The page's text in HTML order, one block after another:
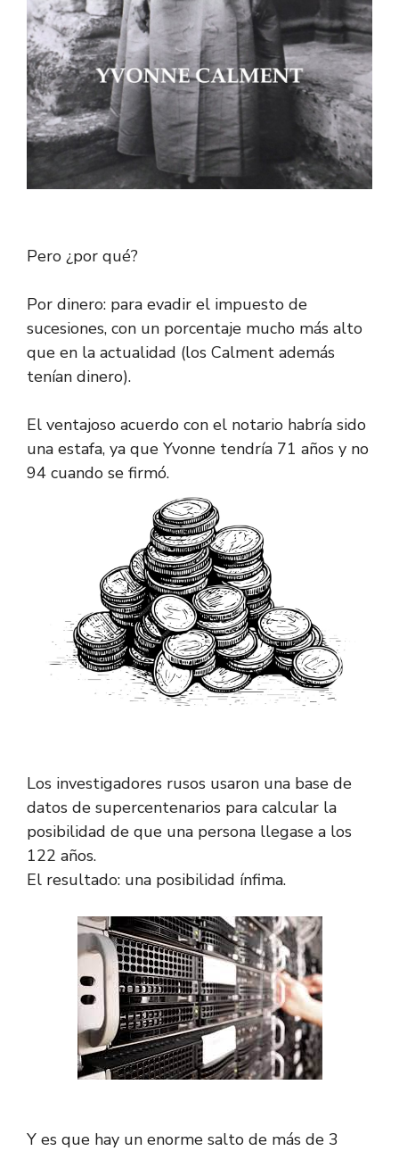
Pero ¿por qué?
Por dinero: para evadir el impuesto de
sucesiones, con un porcentaje mucho más alto
que en la actualidad (los Calment además
tenían dinero).
El ventajoso acuerdo con el notario habría sido
una estafa, ya que Yvonne tendría 71 años y no
94 cuando se firmó.
Los investigadores rusos usaron una base de
datos de supercentenarios para calcular la
posibilidad de que una persona llegase a los
122 años.
El resultado: una posibilidad ínfima.
Y es que hay un enorme salto de más de 3